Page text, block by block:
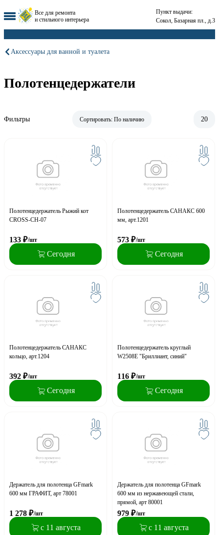
Все для ремонта
и стильного интерьера
Пункт выдачи:
Сокол, Базарная пл., д.3
Аксессуары для ванной и туалета
Полотенцедержатели
Фильтры Сортировать: По наличию 20
Полотенцедержатель Рыжий кот
CROSS-CH-07
133 ₽/шт
Сегодня
Полотенцедержатель САНАКС 600
мм, арт.1201
573 ₽/шт
Сегодня
Полотенцедержатель САНАКС
кольцо, арт.1204
392 ₽/шт
Сегодня
Полотенцедержатель круглый
W2508E "Бриллиант, синий"
116 ₽/шт
Сегодня
Держатель для полотенца GFmark
600 мм ГРАФИТ, арт 78001
1 278 ₽/шт
с 11 августа
Держатель для полотенца GFmark
600 мм из нержавеющей стали,
прямой, арт 80001
979 ₽/шт
с 11 августа